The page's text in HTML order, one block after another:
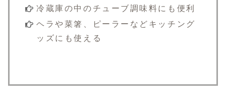
冷蔵庫の中のチューブ調味料にも便利
ヘラや菜箸、ピーラーなどキッチング
ッズにも使える